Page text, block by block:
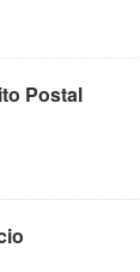
Postal